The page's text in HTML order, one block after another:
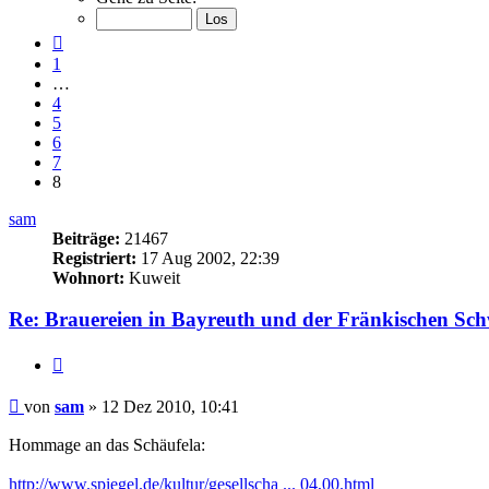
von
1
…
4
5
6
7
8
sam
Beiträge: 21467
Registriert: 17 Aug 2002, 22:39
Wohnort: Kuweit
Re: Brauereien in Bayreuth und der Fränkischen
Beitrag
von sam » 12 Dez 2010, 10:41
Hommage an das Schäufela:
http://www.spiegel.de/kultur/gesellscha ... 04,00.html